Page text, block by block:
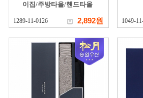
이집/주방타올/핸드타올
1289-11-0126 2,892원 1049-